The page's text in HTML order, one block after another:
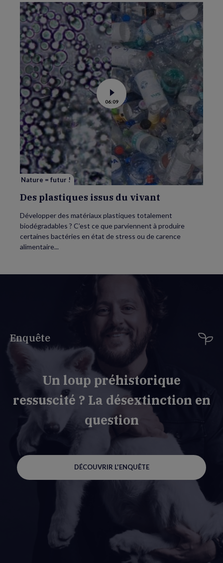
Voir
la
vidéo
de
Des
plastiques
du
vivant
06:09
Nature = futur !
Des plastiques issus du vivant
Développer des matériaux plastiques totalement
biodégradables ? C’est ce que parviennent à produire
certaines bactéries en état de stress ou de carence
alimentaire...
Enquête
Un loup préhistorique
ressuscité ? La désextinction en
question
DÉCOUVRIR L'ENQUÊTE